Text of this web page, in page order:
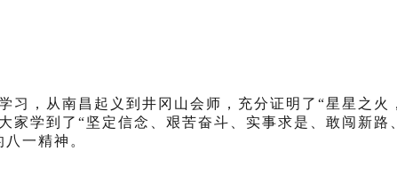
习，从南昌起义到井冈山会师，充分证明了“星星之
家学到了“坚定信念、艰苦奋斗、实事求是、敢闯新
一精神。